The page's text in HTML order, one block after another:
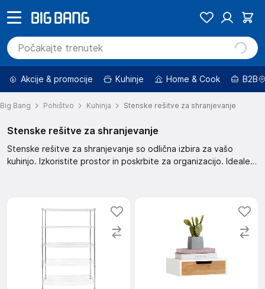
Akcije & promocije Kuhinje Home & Cook B2B
Big Bang Pohištvo Kuhinja Stenske rešitve za shranjevanje
Stenske rešitve za shranjevanje
Stenske rešitve za shranjevanje so odlična izbira za vašo
kuhinjo. Izkoristite prostor in poskrbite za organizacijo. Idealen